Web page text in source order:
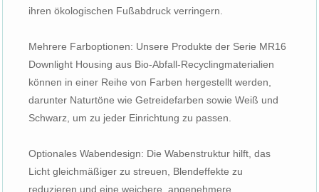
ihren ökologischen Fußabdruck verringern.
Mehrere Farboptionen: Unsere Produkte der Serie MR16
Downlight Housing aus Bio-Abfall-Recyclingmaterialien
können in einer Reihe von Farben hergestellt werden,
darunter Naturtöne wie Getreidefarben sowie Weiß und
Schwarz, um zu jeder Einrichtung zu passen.
Optionales Wabendesign: Die Wabenstruktur hilft, das
Licht gleichmäßiger zu streuen, Blendeffekte zu
reduzieren und eine weichere, angenehmere